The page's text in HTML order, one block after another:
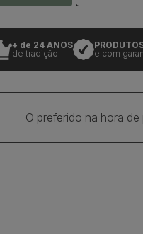
24 ANOS
tradição
PRODUTOS
e com garantia
O preferido na hora